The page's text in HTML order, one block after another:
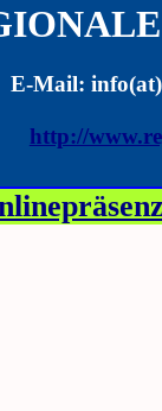
E-Mail:
http://